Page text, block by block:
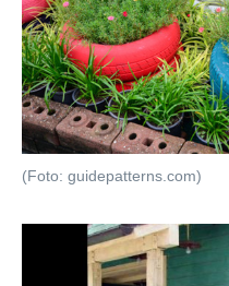
(Foto: guidepatterns.com)